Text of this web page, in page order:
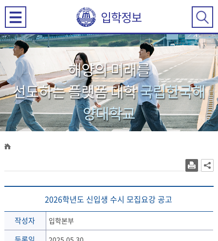
입학정보
해양의 미래를
선도하는 플랫폼 대학국립한국해
양대학교
2026학년도 신입생 수시 모집요강 공고
작성자 입학본부